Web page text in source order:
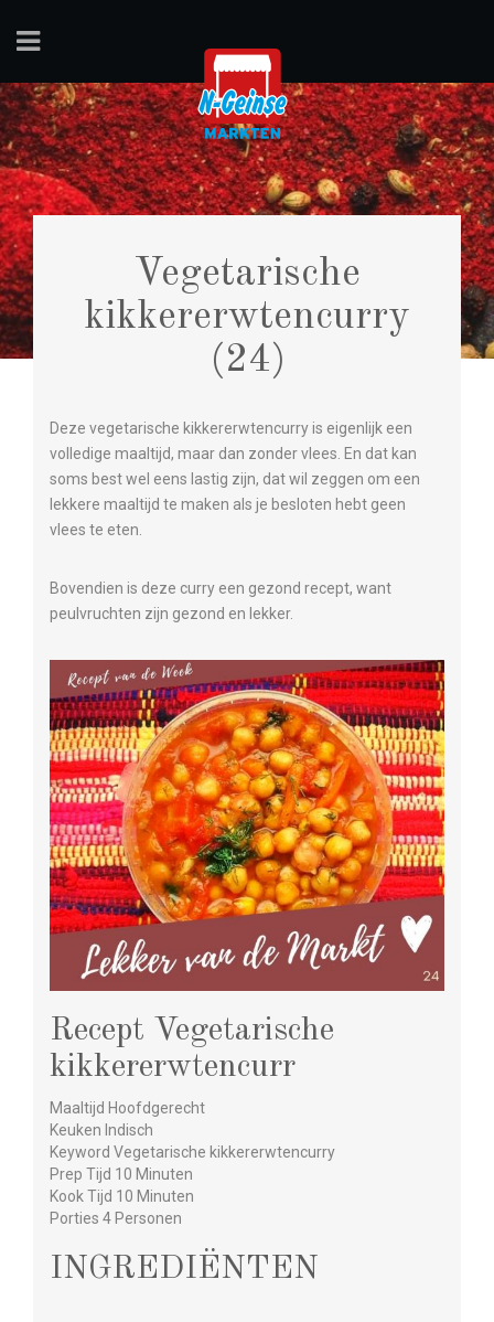
Vegetarische
kikkererwtencurry
(24)
Deze vegetarische kikkererwtencurry is eigenlijk een
volledige maaltijd, maar dan zonder vlees. En dat kan
soms best wel eens lastig zijn, dat wil zeggen om een
lekkere maaltijd te maken als je besloten hebt geen
vlees te eten.
Bovendien is deze curry een gezond recept, want
peulvruchten zijn gezond en lekker.
Recept Vegetarische
kikkererwtencurr
Maaltijd Hoofdgerecht
Keuken Indisch
Keyword Vegetarische kikkererwtencurry
Prep Tijd 10 Minuten
Kook Tijd 10 Minuten
Porties 4 Personen
INGREDIËNTEN